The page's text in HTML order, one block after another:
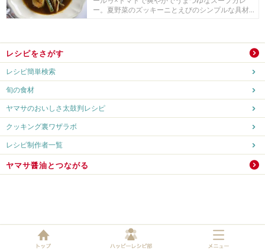
ー。夏野菜のズッキーニとえびのシンプルな具材...
レシピをさがす
レシピ簡単検索
旬の食材
ヤマサのおいしさ太鼓判レシピ
クッキング裏ワザラボ
レシピ制作者一覧
ヤマサ醤油とつながる